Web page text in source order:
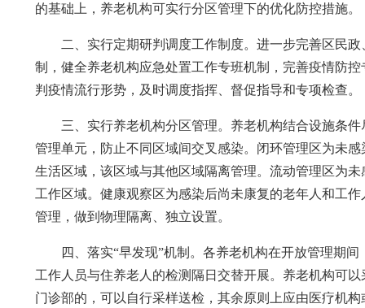
的基础上，养老机构可实行分区管理下的优化防控措施。
二、实行定期研判调度工作制度。进一步完善区民
制，健全养老机构应急处置工作专班机制，完善疫情防
判疫情流行形势，及时调度指挥、督促指导和专项检查。
三、实行养老机构分区管理。养老机构结合设施条
管理单元，防止不同区域间交叉感染。闭环管理区为未
生活区域，该区域与其他区域隔离管理。流动管理区为
工作区域。健康观察区为感染后尚未康复的老年人和工
管理，做到物理隔离、独立设置。
四、落实“早发现”机制。各养老机构在开放管理期
工作人员与住养老人的检测隔日交替开展。养老机构可
门诊部的，可以自行采样送检，其余原则上应由医疗机